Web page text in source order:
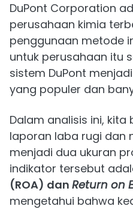
DuPont Corporation
perusahaan kimia
penggunaan metode
untuk perusahaan itu
sistem DuPont
yang populer dan
Dalam analisis ini,
laporan laba rugi dan
menjadi dua ukuran
indikator tersebut
(ROA) dan Return on
mengetahui bahwa